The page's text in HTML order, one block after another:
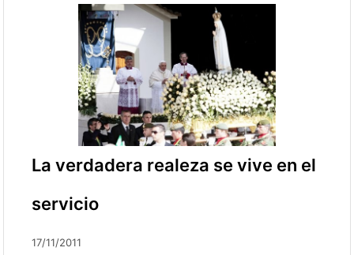
La verdadera realeza se vive en el
servicio
17/11/2011